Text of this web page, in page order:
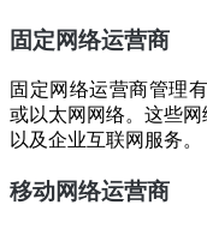
固定网络运营商
固定网络运营商管理
或以太网网络。这些
以及企业互联网服务。
移动网络运营商